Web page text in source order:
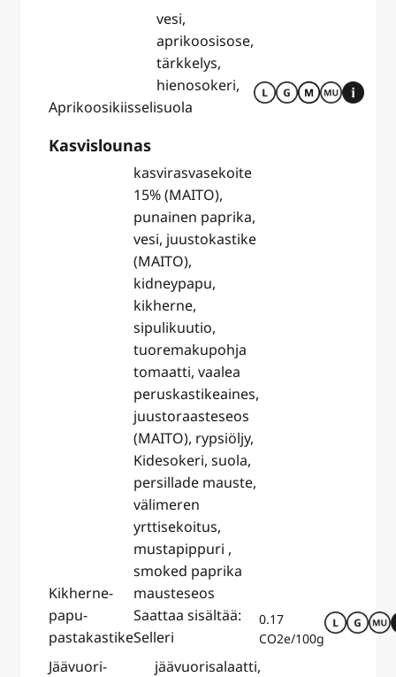
Aprikoosikiisseli
vesi,
aprikoosisose,
tärkkelys,
hienosokeri,
suola
Kasvislounas
Kikherne-
papu-
pastakastike
kasvirasvasekoite
15% (MAITO),
punainen paprika,
vesi, juustokastike
(MAITO),
kidneypapu,
kikherne,
sipulikuutio,
tuoremakupohja
tomaatti, vaalea
peruskastikeaines,
juustoraasteseos
(MAITO), rypsiöljy,
Kidesokeri, suola,
persillade mauste,
välimeren
yrttisekoitus,
mustapippuri ,
smoked paprika
mausteseos
Saattaa sisältää:
Selleri
0.17
CO2e/100g
Jäävuori-
jäävuorisalaatti,